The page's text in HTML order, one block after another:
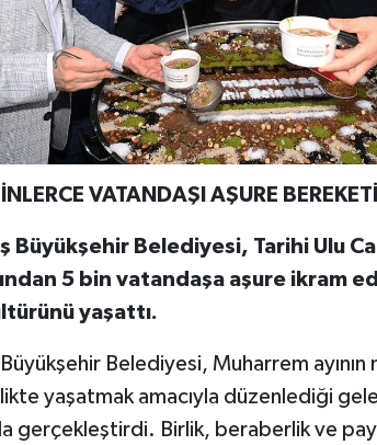
VATANDAŞI AŞURE
Büyükşehir Belediyesi, Tarihi Ulu
5 bin vatandaşa aşure ikram
yaşattı.
Belediyesi, Muharrem ayının
yaşatmak amacıyla düzenlediği
gerçekleştirdi. Birlik, beraberlik ve